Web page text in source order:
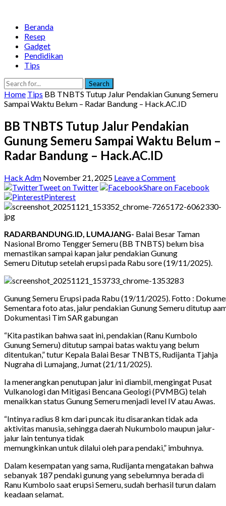
Beranda
Resep
Gadget
Pendidikan
Tips
Search
Home Tips BB TNBTS Tutup Jalur Pendakian Gunung Semeru
Sampai Waktu Belum – Radar Bandung – Hack.AC.ID
BB TNBTS Tutup Jalur Pendakian
Gunung Semeru Sampai Waktu Belum –
Radar Bandung – Hack.AC.ID
Hack Adm November 21, 2025 Leave a Comment
Tweet on Twitter
Share on Facebook
Pinterest
RADARBANDUNG.ID, LUMAJANG- Balai Besar Taman
Nasional Bromo Tengger Semeru (BB TNBTS) belum bisa
memastikan sampai kapan jalur pendakian Gunung
Semeru Ditutup setelah erupsi pada Rabu sore (19/11/2025).
Gunung Semeru Erupsi pada Rabu (19/11/2025). Fotto :
Sementara foto atas, jalur pendakian Gunung Semeru ditutup
Dokumentasi Tim SAR gabungan
“Kita pastikan bahwa saat ini, pendakian (Ranu Kumbolo
Gunung Semeru) ditutup sampai batas waktu yang belum
ditentukan,” tutur Kepala Balai Besar TNBTS, Rudijanta Tjahja
Nugraha di Lumajang, Jumat (21/11/2025).
Ia menerangkan penutupan jalur ini diambil, mengingat Pusat
Vulkanologi dan Mitigasi Bencana Geologi (PVMBG) telah
menaikkan status Gunung Semeru menjadi level IV atau Awas.
“Intinya radius 8 km dari puncak itu disarankan tidak ada
aktivitas manusia, sehingga daerah Nukumbolo maupun jalur-
jalur lain tentunya tidak
memungkinkan untuk dilalui oleh para pendaki,” imbuhnya.
Dalam kesempatan yang sama, Rudijanta mengatakan bahwa
sebanyak 187 pendaki gunung yang sebelumnya berada di
Ranu Kumbolo saat erupsi Semeru, sudah berhasil turun dalam
keadaan selamat.